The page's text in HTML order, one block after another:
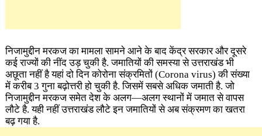
निजामुद्दीन मरकज का मामला सामने आने के बाद केंद्र सरकार और दूसरे
कई राज्यों की नींद उड़ चुकी है. जमातियों की समस्या से उत्तराखंड भी
अछूता नहीं है यहां दो दिन कोरोना संक्रमितों (Corona virus) की संख्या
में करीब 3 गुना बढ़ोत्तरी हो चुकी है. जिसमें सबसे अधिक जमाती है. जो
निजामुद्दीन मरकज समेत देश के अलग—अलग स्थानों में जमात से वापस
लौटे है. यही नहीं उत्तराखंड लौटे इन जमातियों से अब संक्रमण का खतरा
बढ़ गया है.